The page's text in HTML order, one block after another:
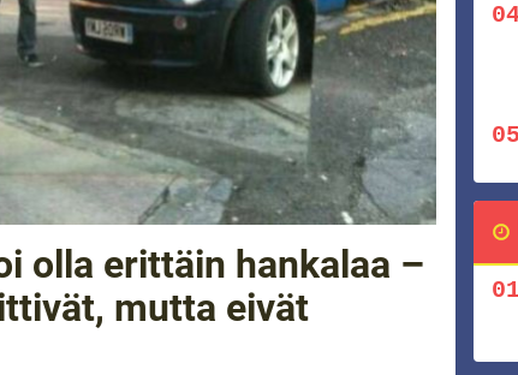
olla erittäin hankalaa –
mutta eivät